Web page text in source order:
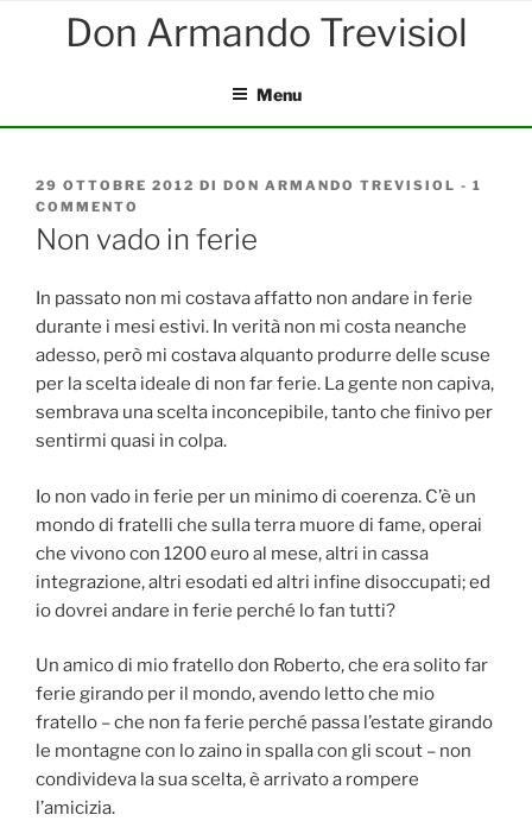
Menu
PUBBLICATO
IL
29 OTTOBRE 2012 DI DON ARMANDO TREVISIOL - 1
COMMENTO
NON
VADO
FERIE
Non vado in ferie
In passato non mi costava affatto non andare in ferie
durante i mesi estivi. In verità non mi costa neanche
adesso, però mi costava alquanto produrre delle scuse
per la scelta ideale di non far ferie. La gente non capiva,
sembrava una scelta inconcepibile, tanto che finivo per
sentirmi quasi in colpa.
Io non vado in ferie per un minimo di coerenza. C’è un
mondo di fratelli che sulla terra muore di fame, operai
che vivono con 1200 euro al mese, altri in cassa
integrazione, altri esodati ed altri infine disoccupati; ed
io dovrei andare in ferie perché lo fan tutti?
Un amico di mio fratello don Roberto, che era solito far
ferie girando per il mondo, avendo letto che mio
fratello – che non fa ferie perché passa l’estate girando
le montagne con lo zaino in spalla con gli scout – non
condivideva la sua scelta, è arrivato a rompere
l’amicizia.